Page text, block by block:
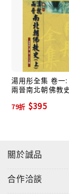
湯用彤全集 卷一:
兩晉南北朝佛教
79折 $395
關於誠品
合作洽談